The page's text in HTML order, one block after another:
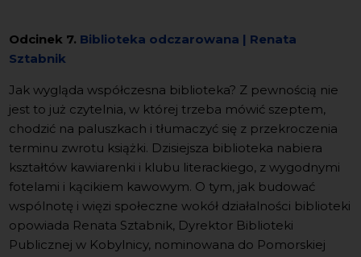
Odcinek 7. Biblioteka odczarowana | Renata
Sztabnik
Jak wygląda współczesna biblioteka? Z pewnością nie
jest to już czytelnia, w której trzeba mówić szeptem,
chodzić na paluszkach i tłumaczyć się z przekroczenia
terminu zwrotu książki. Dzisiejsza biblioteka nabiera
kształtów kawiarenki i klubu literackiego, z wygodnymi
fotelami i kącikiem kawowym. O tym, jak budować
wspólnotę i więzi społeczne wokół działalności biblioteki
opowiada Renata Sztabnik, Dyrektor Biblioteki
Publicznej w Kobylnicy, nominowana do Pomorskiej